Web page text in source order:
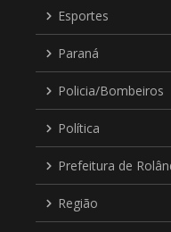
Esportes
Paraná
Policia/Bombeiros
Política
Prefeitura de
Região